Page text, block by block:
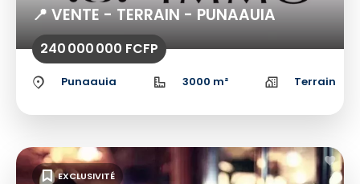
📍 VENTE - TERRAIN - PUNAAUIA
240 000 000 FCFP
Punaauia 3000 m² Terrain
EXCLUSIVITÉ